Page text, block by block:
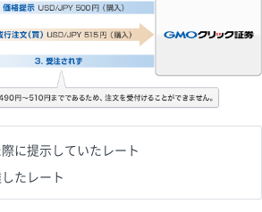
に提示していたレート
たレート